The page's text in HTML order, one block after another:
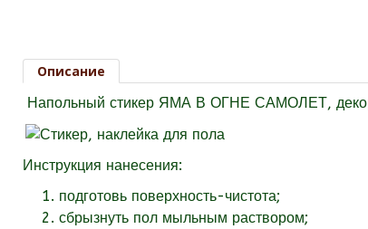
Описание
Напольный стикер ЯМА В ОГНЕ САМОЛЕТ, декор
Инструкция нанесения:
подготовь поверхность-чистота;
сбрызнуть пол мыльным раствором;